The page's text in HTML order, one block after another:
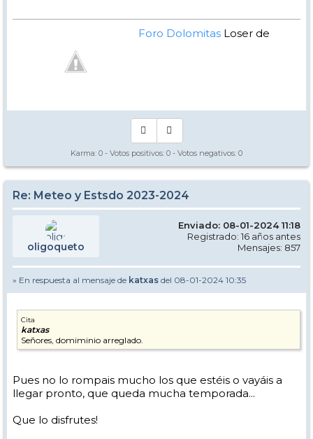
Foro DolomitasLoser de
Karma: 0 - Votos positivos: 0 - Votos negativos: 0
Re: Meteo y Estsdo 2023-2024
oligoqueto
Enviado: 08-01-2024 11:18
Registrado: 16 años antes
Mensajes: 857
» En respuesta al mensaje de katxas del 08-01-2024 10:35
Cita
katxas
Señores, domiminio arreglado.
Pues no lo rompais mucho los que estéis o vayáis a
llegar pronto, que queda mucha temporada...
Que lo disfrutes!